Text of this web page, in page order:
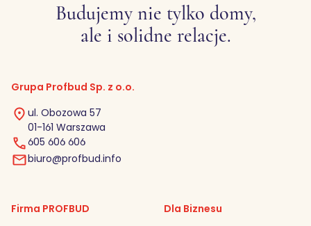
Budujemy nie tylko domy,
ale i solidne relacje.
Grupa Profbud Sp. z o.o.
ul. Obozowa 57
01-161 Warszawa
605 606 606
biuro@profbud.info
Firma PROFBUD
Dla Biznesu